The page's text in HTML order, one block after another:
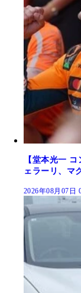
【堂本光一
ェラーリ、マ
2026年08月07日